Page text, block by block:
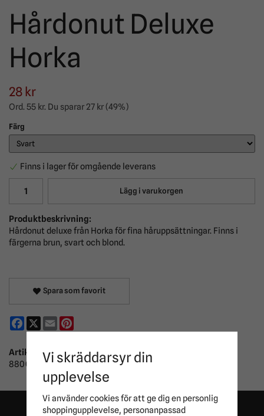
Hårdonut Deluxe
Horka
28 kr
Ord. 55 kr. Du sparar 27 kr(49%)
Färg
Finns i lager för omgående leverans
Lägg i varukorgen
Produktbeskrivning:
Hårdonut deluxe från Horka för fina håruppsättningar. Finns i
färgerna brun, svart och blond.
Spara som favorit
Facebook
X Email
Artikelnummer:
880012-2Vi skräddarsyr din
upplevelse
Vi använder cookies för att ge dig en personlig
shoppingupplevelse, personanpassad